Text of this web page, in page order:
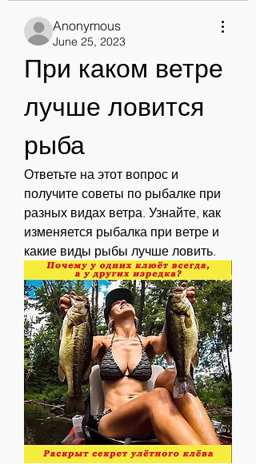
Anonymous
June 25, 2023
При каком ветре
лучше ловится
рыба
Ответьте на этот вопрос и
получите советы по рыбалке при
разных видах ветра. Узнайте, как
изменяется рыбалка при ветре и
какие виды рыбы лучше ловить.